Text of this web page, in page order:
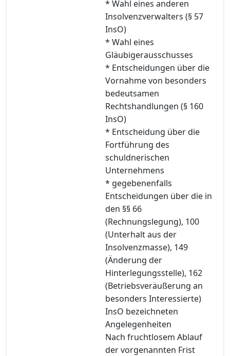
* Wahl eines anderen
Insolvenzverwalters (§ 57
InsO)
* Wahl eines
Gläubigerausschusses
* Entscheidungen über die
Vornahme von besonders
bedeutsamen
Rechtshandlungen (§ 160
InsO)
* Entscheidung über die
Fortführung des
schuldnerischen
Unternehmens
* gegebenenfalls
Entscheidungen über die in
den §§ 66
(Rechnungslegung), 100
(Unterhalt aus der
Insolvenzmasse), 149
(Änderung der
Hinterlegungsstelle), 162
(Betriebsveräußerung an
besonders Interessierte)
InsO bezeichneten
Angelegenheiten
Nach fruchtlosem Ablauf
der vorgenannten Frist